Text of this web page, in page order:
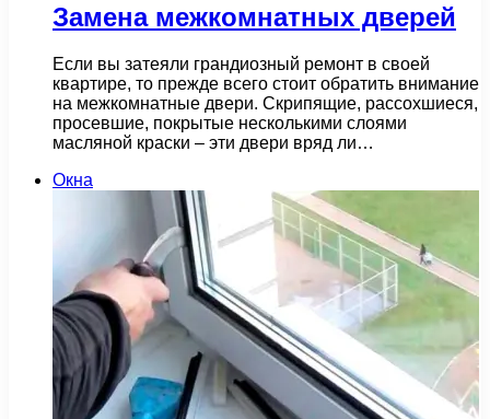
Замена межкомнатных дверей
Если вы затеяли грандиозный ремонт в своей
квартире, то прежде всего стоит обратить внимание
на межкомнатные двери. Скрипящие, рассохшиеся,
просевшие, покрытые несколькими слоями
масляной краски – эти двери вряд ли…
Окна